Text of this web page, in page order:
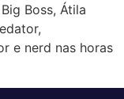
Boss, Átila
e nerd nas horas